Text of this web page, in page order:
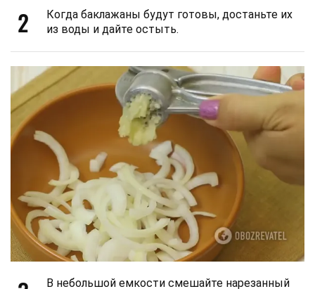
2
Когда баклажаны будут готовы, достаньте их
из воды и дайте остыть.
В небольшой емкости смешайте нарезанный